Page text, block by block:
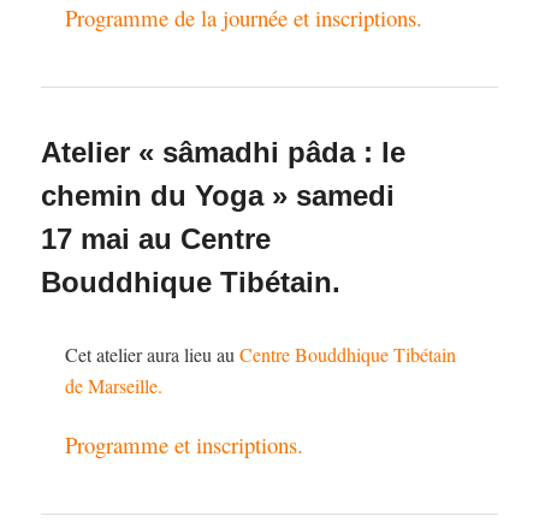
Programme de la journée et inscriptions.
Atelier « sâmadhi pâda : le
chemin du Yoga » samedi
17 mai au Centre
Bouddhique Tibétain.
Cet atelier aura lieu au Centre Bouddhique Tibétain
de Marseille.
Programme et inscriptions.